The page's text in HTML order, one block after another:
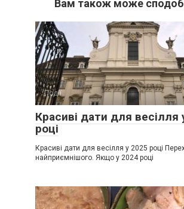
Вам також може
Події
Красиві дати для весілля
році
Красиві дати для весілля у 2025 році
найприємнішого. Якщо у 2024 році